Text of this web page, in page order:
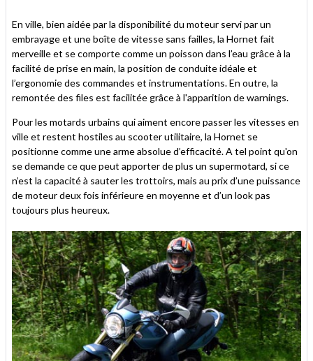
En ville, bien aidée par la disponibilité du moteur servi par un
embrayage et une boîte de vitesse sans failles, la Hornet fait
merveille et se comporte comme un poisson dans l’eau grâce à la
facilité de prise en main, la position de conduite idéale et
l’ergonomie des commandes et instrumentations. En outre, la
remontée des files est facilitée grâce à l'apparition de warnings.
Pour les motards urbains qui aiment encore passer les vitesses en
ville et restent hostiles au scooter utilitaire, la Hornet se
positionne comme une arme absolue d’efficacité. A tel point qu'on
se demande ce que peut apporter de plus un supermotard, si ce
n’est la capacité à sauter les trottoirs, mais au prix d’une puissance
de moteur deux fois inférieure en moyenne et d’un look pas
toujours plus heureux.